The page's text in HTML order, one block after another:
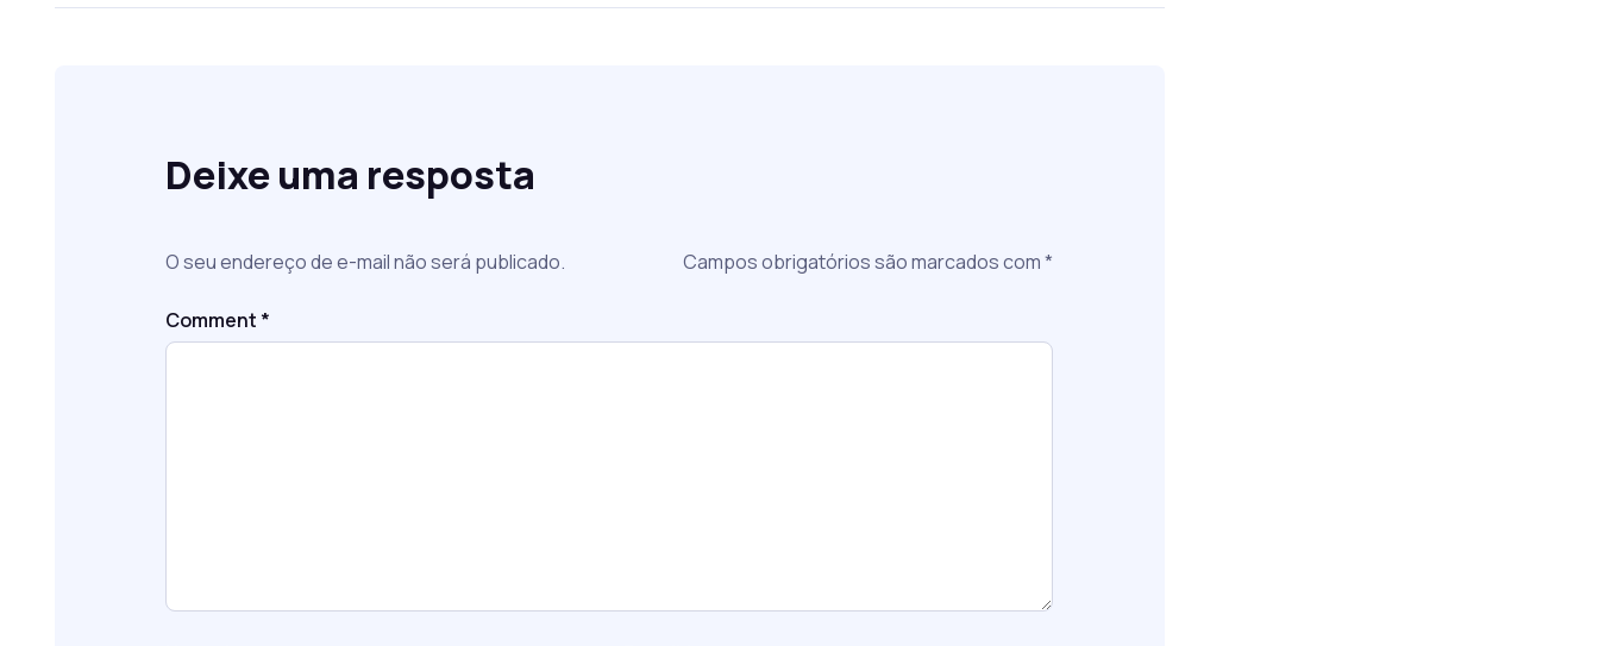
Deixe uma resposta
O seu endereço de e-mail não será publicado. Campos obrigatórios são marcados com*
Comment *